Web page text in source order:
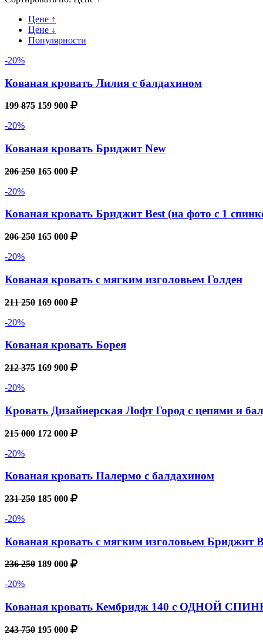
Цене ↑
Цене ↓
Популярности
-20%
Кованая кровать Лилия с балдахином
199 875 159 900
-20%
Кованая кровать Бриджит New
206 250 165 000
-20%
Кованая кровать Бриджит Best (на фото с 1
206 250 165 000
-20%
Кованая кровать с мягким изголовьем Голден
211 250 169 000
-20%
Кованая кровать Борея
212 375 169 900
-20%
Кровать Дизайнерская Лофт Город с цепями и
215 000 172 000
-20%
Кованая кровать Палермо с балдахином
231 250 185 000
-20%
Кованая кровать с мягким изголовьем Бриджит
236 250 189 000
-20%
Кованая кровать Кембридж 140 с ОДНОЙ
243 750 195 000